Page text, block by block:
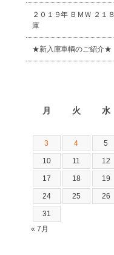
２０１９年 ＢＭＷ ２
庫
★新入庫車輌のご紹介★
月 火 水
3 4 5
10 11 12
17 18 19
24 25 26
31
« 7月